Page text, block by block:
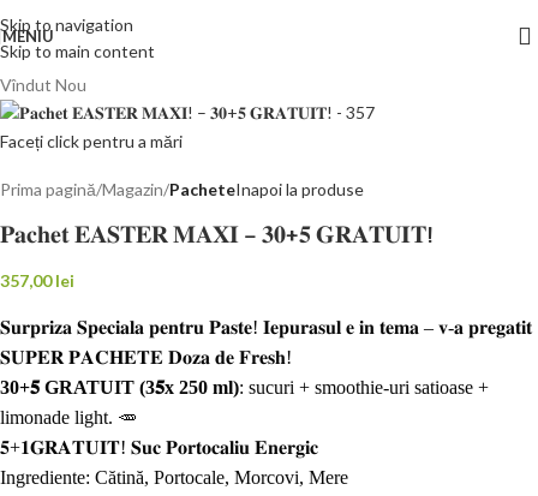
Skip to navigation
Skip to main content
MENIU
Vîndut Nou
Faceți click pentru a mări
Prima pagină Magazin PacheteInapoi la produse
𝐏𝐚𝐜𝐡𝐞𝐭 𝐄𝐀𝐒𝐓𝐄𝐑 𝐌𝐀𝐗𝐈 – 𝟑𝟎+𝟓 𝐆𝐑𝐀𝐓𝐔𝐈𝐓!
357,00lei
𝐒𝐮𝐫𝐩𝐫𝐢𝐳𝐚 𝐒𝐩𝐞𝐜𝐢𝐚𝐥𝐚 𝐩𝐞𝐧𝐭𝐫𝐮 𝐏𝐚𝐬𝐭𝐞! 𝐈𝐞𝐩𝐮𝐫𝐚𝐬𝐮𝐥 𝐞 𝐢𝐧 𝐭𝐞𝐦𝐚 – 𝐯-𝐚 𝐩𝐫𝐞𝐠𝐚𝐭𝐢𝐭
𝐒𝐔𝐏𝐄𝐑 𝐏𝐀𝐂𝐇𝐄𝐓𝐄 𝐃𝐨𝐳𝐚 𝐝𝐞 𝐅𝐫𝐞𝐬𝐡!
30+𝟓 GRATUIT (3𝟓x 250 ml): sucuri + smoothie-uri satioase +
limonade light. 🥕
𝟓+𝟏𝐆𝐑𝐀𝐓𝐔𝐈𝐓! 𝐒𝐮𝐜 𝐏𝐨𝐫𝐭𝐨𝐜𝐚𝐥𝐢𝐮 𝐄𝐧𝐞𝐫𝐠𝐢𝐜
Ingrediente: Cătină, Portocale, Morcovi, Mere